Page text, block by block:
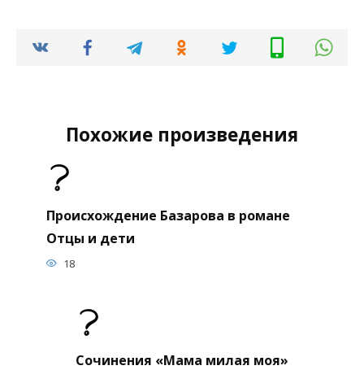
Похожие произведения
Происхождение Базарова в романе
Отцы и дети
18
Сочинения «Мама милая моя»